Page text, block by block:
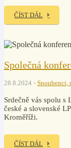
ČÍST DÁL
Společná
28.8.2024 Snoubenci,
Srdečně vás spolu s
české a slovenské
Kroměříži.
ČÍST DÁL